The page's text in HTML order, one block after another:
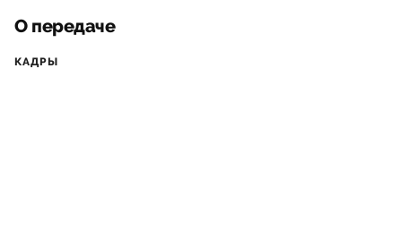
О передаче
КАДРЫ